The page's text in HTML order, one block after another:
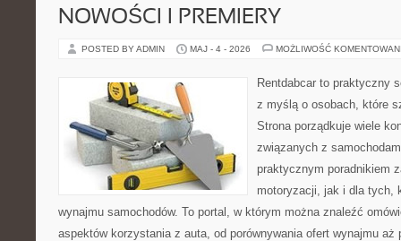
NOWOŚCI I PREMIERY
POSTED BY ADMIN MAJ - 4 - 2026 MOŻLIWOŚĆ
Rentdabcar to praktyczny
z myślą o osobach, które
Strona porządkuje wiele
związanych z
praktycznym poradnikiem
motoryzacji, jak i dla tych,
wynajmu samochodów. To portal, w którym można znaleźć
aspektów korzystania z auta, od porównywania ofert wynajmu aż